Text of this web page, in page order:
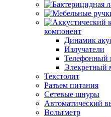
компонент
Динамик
Излучатели
Телефонный
Элекретный
Текстолит
Разъем питания
Сетевые шнуры
Автоматический
Вольтметр